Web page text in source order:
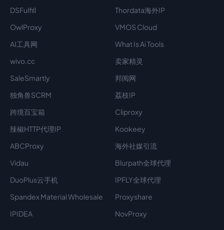
DSFulfill
Thordata海外IP
OwlProxy
VMOS Cloud
AI工具网
What Is Ai Tools
wivo.cc
卖家精灵
SaleSmartly
邦阅网
独角兽SCRM
荔枝IP
跨境百宝箱
Cliproxy
辣椒HTTP代理IP
Kookeey
ABCProxy
海外社媒引流
Vidau
Blurpath全球代理
DuoPlus云手机
IPFLY全球代理
Spandex Material Wholesale​
Proxyshare
IPIDEA
NovProxy